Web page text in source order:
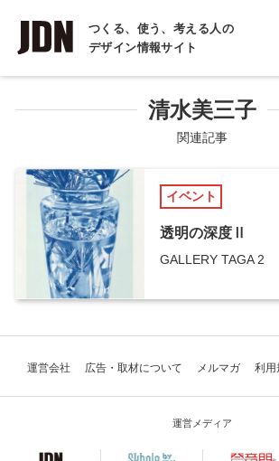
つくる、使う、考える人の
デザイン情報サイト
INTERVIEW
インタビュー
COLUMN
コラム
清水美三子
関連記事
イベント
透明の深度Ⅱ
GALLERY TAGA 2
運営会社 広告・取材について メルマガ 利用
運営メディア